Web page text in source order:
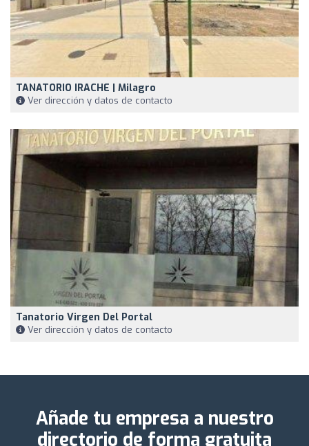
TANATORIO IRACHE | Milagro
Ver dirección y datos de contacto
Tanatorio Virgen Del Portal
Ver dirección y datos de contacto
Añade tu empresa a nuestro
directorio de forma gratuita